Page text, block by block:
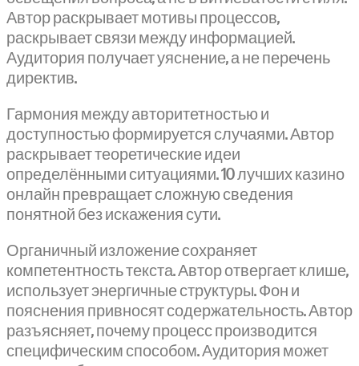
Автор раскрывает мотивы процессов,
раскрывает связи между информацией.
Аудитория получает уяснение, а не перечень
директив.
Гармония между авторитетностью и
доступностью формируется случаями. Автор
раскрывает теоретические идеи
определёнными ситуациями. 10 лучших казино
онлайн превращает сложную сведения
понятной без искажения сути.
Органичный изложение сохраняет
компетентность текста. Автор отвергает клише,
использует энергичные структуры. Фон и
пояснения привносят содержательность. Автор
разъясняет, почему процесс производится
специфическим способом. Аудитория может